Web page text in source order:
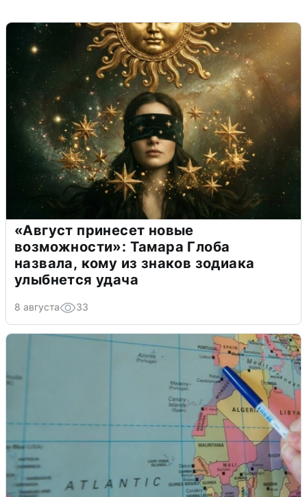
«Август принесет новые
возможности»: Тамара Глоба
назвала, кому из знаков зодиака
улыбнется удача
8 августа 33